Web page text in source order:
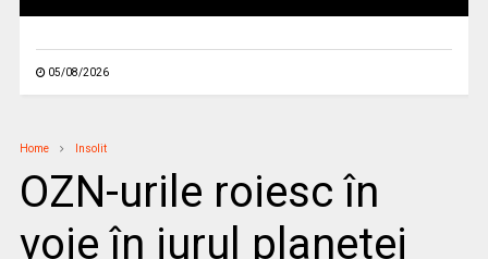
05/08/2026
Home Insolit
OZN-urile roiesc în
voie în jurul planetei